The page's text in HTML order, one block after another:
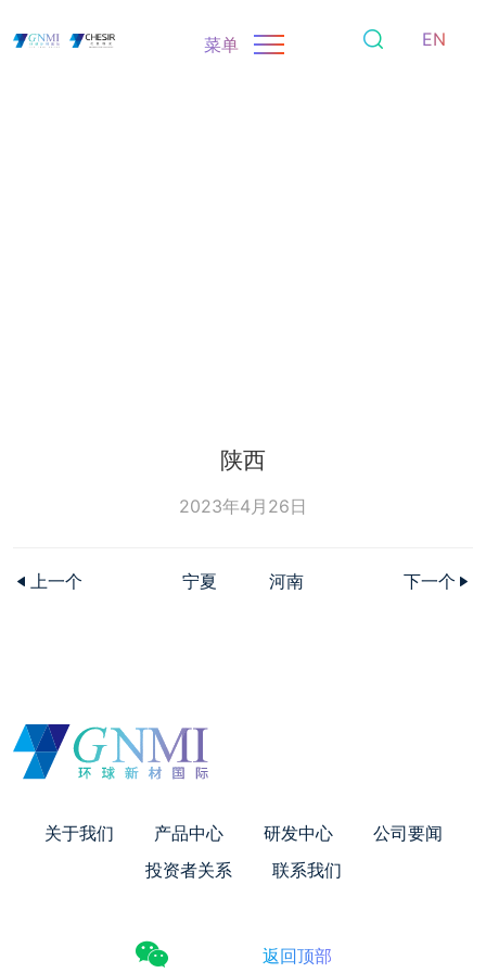
EN
菜单
陕西
2023年4月26日
上一个 宁夏 河南 下一个
关于我们 产品中心 研发中心
公司要闻
投资者关系
联系我们
返回顶部